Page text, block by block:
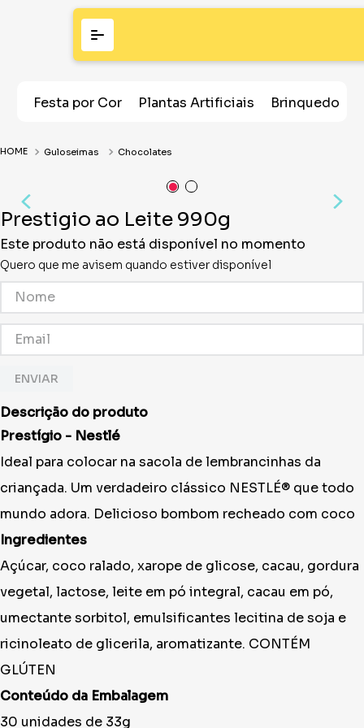
Festa por Cor Plantas Artificiais Brinquedos
Guloseimas Chocolates
Prestigio ao Leite 990g
Este produto não está disponível no momento
Quero que me avisem quando estiver disponível
ENVIAR
Descrição do produto
Prestígio - Nestlé
Ideal para colocar na sacola de lembrancinhas da
criançada. Um verdadeiro clássico NESTLÉ® que todo
mundo adora. Delicioso bombom recheado com coco
Ingredientes
Açúcar, coco ralado, xarope de glicose, cacau, gordura
vegetal, lactose, leite em pó integral, cacau em pó,
umectante sorbitol, emulsificantes lecitina de soja e
ricinoleato de glicerila, aromatizante. CONTÉM
GLÚTEN
Conteúdo da Embalagem
30 unidades de 33g